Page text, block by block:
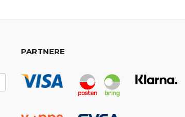
PARTNERE